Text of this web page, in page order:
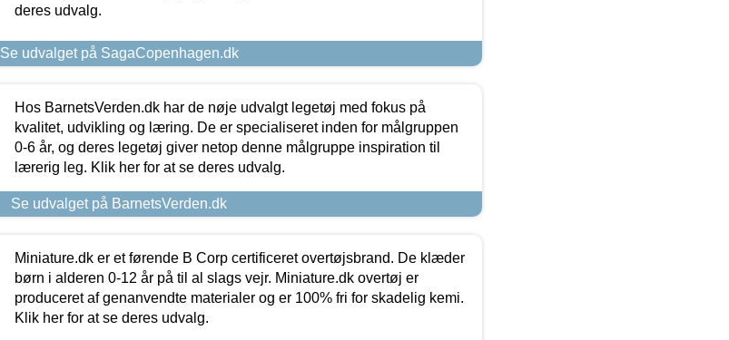
deres udvalg.
Se udvalget på SagaCopenhagen.dk
Hos BarnetsVerden.dk har de nøje udvalgt legetøj med fokus på
kvalitet, udvikling og læring. De er specialiseret inden for målgruppen
0-6 år, og deres legetøj giver netop denne målgruppe inspiration til
lærerig leg. Klik her for at se deres udvalg.
Se udvalget på BarnetsVerden.dk
Miniature.dk er et førende B Corp certificeret overtøjsbrand. De klæder
børn i alderen 0-12 år på til al slags vejr. Miniature.dk overtøj er
produceret af genanvendte materialer og er 100% fri for skadelig kemi.
Klik her for at se deres udvalg.